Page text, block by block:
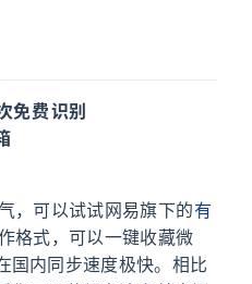
费 OCR 识别
地气，可以试试网易旗下的有
写作格式，可以一键收藏微
国内同步速度极快。相比